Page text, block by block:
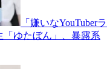
「嫌いなYouTuberラ
ゆたぼん」、暴露系